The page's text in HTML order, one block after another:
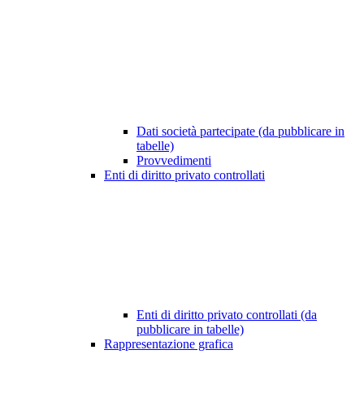
Dati società partecipate (da pubblicare in
tabelle)
Provvedimenti
Enti di diritto privato controllati
Enti di diritto privato controllati (da
pubblicare in tabelle)
Rappresentazione grafica